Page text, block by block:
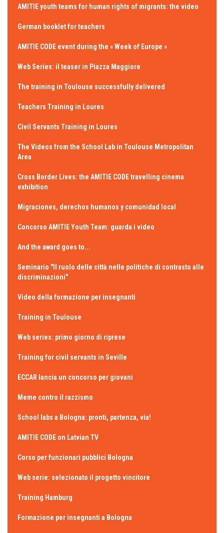
AMITIE youth teams for human rights of migrants: the video
German booklet for teachers
AMITIE CODE event during the « Week of Europe »
Web Series: il teaser in Piazza Maggiore
The training in Toulouse successfully delivered
Teachers Training in Loures
Civil Servants Training in Loures
The Videos from the School Lab in Toulouse Metropolitan
Area
Cross Border Lives: the AMITIE CODE travelling cinema
exhibition
Migraciones, derechos humanos y comunidad local
Concorso AMITIE Youth Team: guarda i video
And the award goes to...
Seminario "Il ruolo delle città nelle politiche di contrasto alle
discriminazioni"
Video della formazione per insegnanti
Training in Toulouse
Web series: primo giorno di riprese
Training for civil servants in Seville
ECCAR lancia un concorso per giovani
Meme contro il razzismo
School labs a Bologna: pronti, partenza, via!
AMITIE CODE on Latvian TV
Corso per funzionari pubblici Bologna
Web serie: selezionato il progetto vincitore
Training Hamburg
Formazione per insegnanti a Bologna